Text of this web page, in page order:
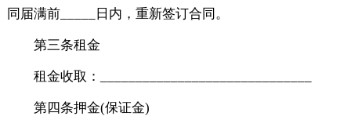
同届满前_____日内，重新签订合同。
第三条租金
租金收取：______________________________
第四条押金(保证金)